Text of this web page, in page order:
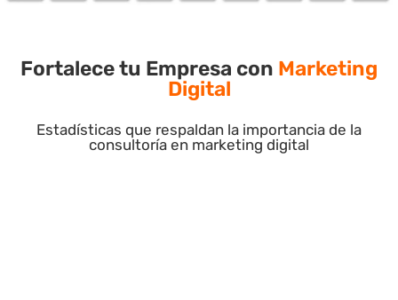
Fortalece tu Empresa con Marketing
Digital
Estadísticas que respaldan la importancia de la
consultoría en marketing digital